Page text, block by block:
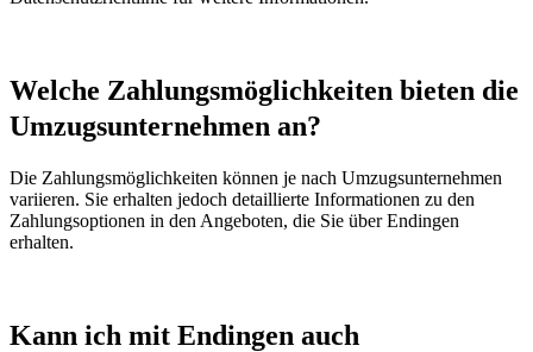
Welche Zahlungsmöglichkeiten bieten die
Umzugsunternehmen an?
Die Zahlungsmöglichkeiten können je nach Umzugsunternehmen
variieren. Sie erhalten jedoch detaillierte Informationen zu den
Zahlungsoptionen in den Angeboten, die Sie über Endingen
erhalten.
Kann ich mit Endingen auch